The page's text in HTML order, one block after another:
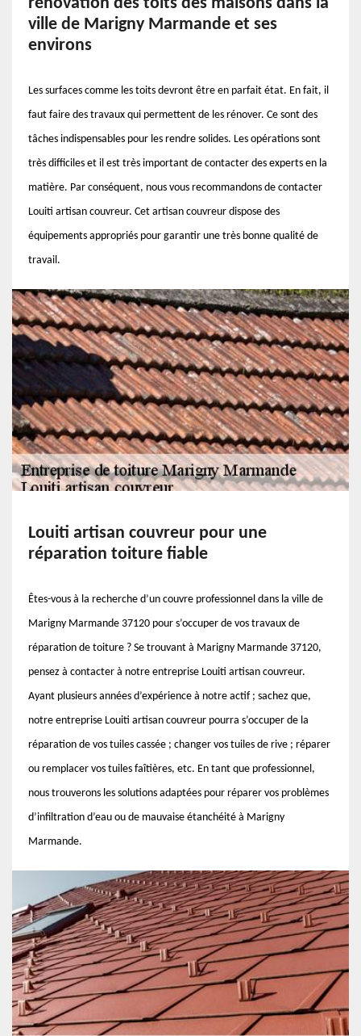
ville de Marigny Marmande et ses
environs
Les surfaces comme les toits devront être en parfait état. En fait, il
faut faire des travaux qui permettent de les rénover. Ce sont des
tâches indispensables pour les rendre solides. Les opérations sont
très difficiles et il est très important de contacter des experts en la
matière. Par conséquent, nous vous recommandons de contacter
Louiti artisan couvreur. Cet artisan couvreur dispose des
équipements appropriés pour garantir une très bonne qualité de
travail.
Louiti artisan couvreur pour une
réparation toiture fiable
Êtes-vous à la recherche d’un couvre professionnel dans la ville de
Marigny Marmande 37120 pour s’occuper de vos travaux de
réparation de toiture ? Se trouvant à Marigny Marmande 37120,
pensez à contacter à notre entreprise Louiti artisan couvreur.
Ayant plusieurs années d’expérience à notre actif ; sachez que,
notre entreprise Louiti artisan couvreur pourra s’occuper de la
réparation de vos tuiles cassée ; changer vos tuiles de rive ; réparer
ou remplacer vos tuiles faîtières, etc. En tant que professionnel,
nous trouverons les solutions adaptées pour réparer vos problèmes
d’infiltration d’eau ou de mauvaise étanchéité à Marigny
Marmande.